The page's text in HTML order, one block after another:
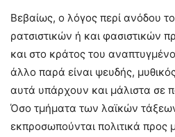
Βεβαίως, ο λόγος περί ανόδου
ρατσιστικών ή και φασιστικών
και στο κράτος του
άλλο παρά είναι ψευδής,
αυτά υπάρχουν και μάλιστα σε
Όσο τμήματα των λαϊκών τάξεων
εκπροσωπούνται πολιτικά προς